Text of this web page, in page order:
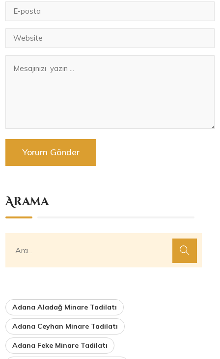
Arama
Adana Aladağ Minare Tadilatı
Adana Ceyhan Minare Tadilatı
Adana Feke Minare Tadilatı